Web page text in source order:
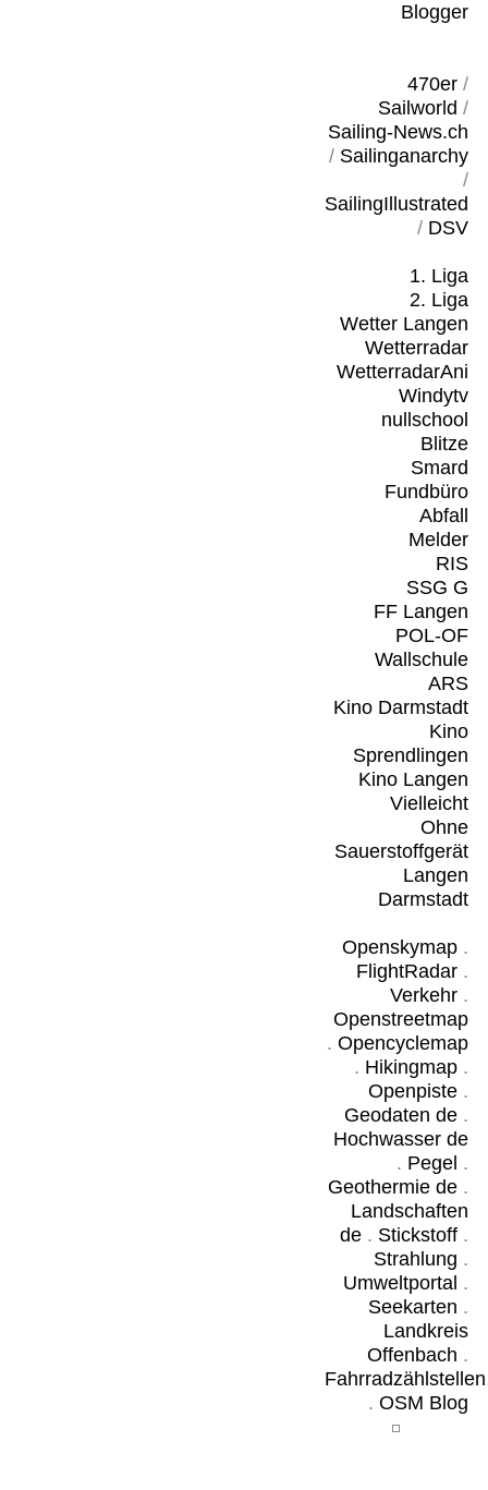
Blogger
470er/
Sailworld /
Sailing-News.ch
/ Sailinganarchy
/
SailingIllustrated
/ DSV
1. Liga
2. Liga
Wetter Langen
Wetterradar
WetterradarAni
Windytv
nullschool
Blitze
Smard
Fundbüro
Abfall
Melder
RIS
SSG G
FF Langen
POL-OF
Wallschule
ARS
Kino Darmstadt
Kino
Sprendlingen
Kino Langen
Vielleicht
Ohne
Sauerstoffgerät
Langen
Darmstadt
Openskymap.
FlightRadar.
Verkehr.
Openstreetmap
. Opencyclemap
. Hikingmap.
Openpiste.
Geodaten de.
Hochwasser de
. Pegel .
Geothermie de.
Landschaften
de. Stickstoff.
Strahlung .
Umweltportal .
Seekarten .
Landkreis
Offenbach .
Fahrradzählstellen
. OSM Blog